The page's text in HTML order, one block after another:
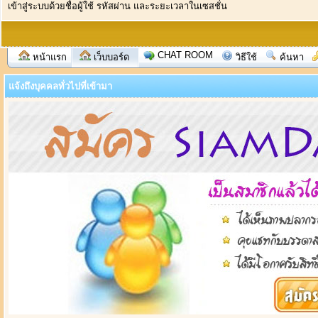
เข้าสู่ระบบด้วยชื่อผู้ใช้ รหัสผ่าน และระยะเวลาในเซสชั่น
หน้าแรก เว็บบอร์ด CHAT ROOM วิธีใช้ ค้นหา
แจ้งถึงบุคคลทั่วไปที่เข้ามา